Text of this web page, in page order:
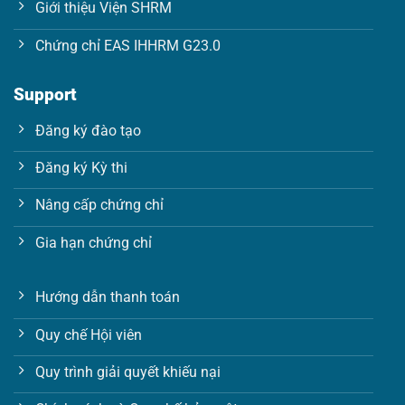
i
Giới thiệu Viện SHRM
Chứng chỉ EAS IHHRM G23.0
Support
Đăng ký đào tạo
Đăng ký Kỳ thi
Nâng cấp chứng chỉ
Gia hạn chứng chỉ
Hướng dẫn thanh toán
Quy chế Hội viên
Quy trình giải quyết khiếu nại